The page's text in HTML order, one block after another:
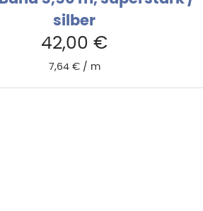
silber
42,00€
7,64 €/ m